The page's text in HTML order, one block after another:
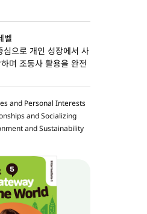
벨
심으로 개인 성장에서 사
며 조동사 활용을 완전
and Personal Interests
and Socializing
and Sustainability